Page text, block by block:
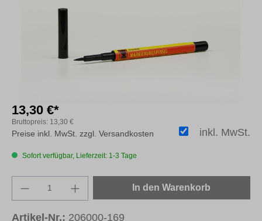
13,30 €*
Bruttopreis: 13,30 €
inkl. MwSt.
Preise inkl. MwSt. zzgl. Versandkosten
Sofort verfügbar, Lieferzeit: 1-3 Tage
Produkt Anzahl: Gib den gewünschten
In den Warenkorb
Artikel-Nr.: 206000-169